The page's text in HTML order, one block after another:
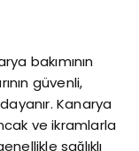
bakımının
güvenli,
Kanarya
ve ikramlarla
sağlıklı